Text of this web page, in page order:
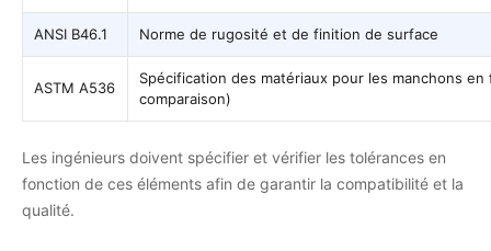
ANSI B46.1 Norme de rugosité et de finition de surface
ASTM A536
Spécification des matériaux pour les manchons
comparaison)
Les ingénieurs doivent spécifier et vérifier les tolérances en
fonction de ces éléments afin de garantir la compatibilité et la
qualité.